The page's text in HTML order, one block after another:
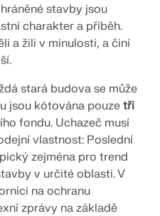
modelování a
API
stavby jsou
charakter a příběh.
a žili v minulosti, a činí
stará budova se může
jsou kótována pouze tři
fondu. Uchazeč musí
vlastnost: Poslední
zejména pro trend
v určité oblasti. V
na ochranu
zprávy na základě